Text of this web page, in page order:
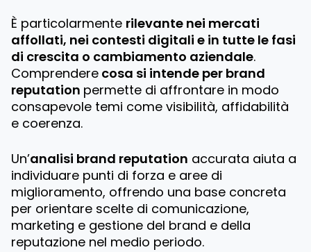
È particolarmente rilevante nei mercati
affollati, nei contesti digitali e in tutte le fasi
di crescita o cambiamento aziendale.
Comprendere cosa si intende per brand
reputation permette di affrontare in modo
consapevole temi come visibilità, affidabilità
e coerenza.
Un’analisi brand reputation accurata aiuta a
individuare punti di forza e aree di
miglioramento, offrendo una base concreta
per orientare scelte di comunicazione,
marketing e gestione del brand e della
reputazione nel medio periodo.